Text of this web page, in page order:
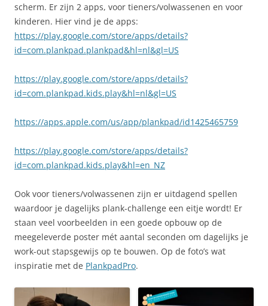
scherm. Er zijn 2 apps, voor tieners/volwassenen en voor
kinderen. Hier vind je de apps:
https://play.google.com/store/apps/details?
id=com.plankpad.plankpad&hl=nl&gl=US
https://play.google.com/store/apps/details?
id=com.plankpad.kids.play&hl=nl&gl=US
https://apps.apple.com/us/app/plankpad/id1425465759
https://play.google.com/store/apps/details?
id=com.plankpad.kids.play&hl=en_NZ
Ook voor tieners/volwassenen zijn er uitdagend spellen
waardoor je dagelijks plank-challenge een eitje wordt! Er
staan veel voorbeelden in een goede opbouw op de
meegeleverde poster mét aantal seconden om dagelijks je
work-out stapsgewijs op te bouwen. Op de foto’s wat
inspiratie met de PlankpadPro.